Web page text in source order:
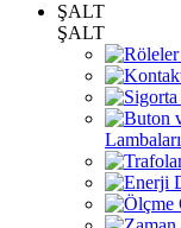
ŞALT
ŞALT
Lambaları